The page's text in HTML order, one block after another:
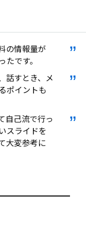
の情報量が
です。
話すとき、メ
ポイントも
自己流で行っ
スライドを
大変参考に